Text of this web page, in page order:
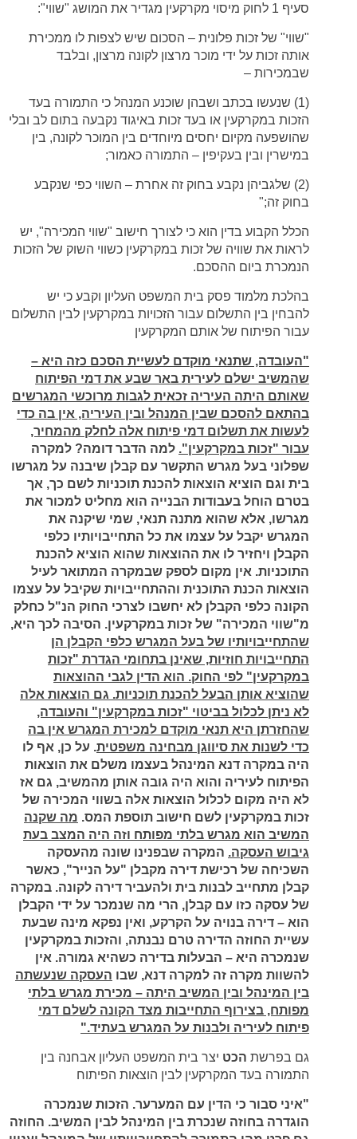
סעיף 1 לחוק מיסוי מקרקעין מגדיר את המושג "שווי":
"שווי" של זכות פלונית – הסכום שיש לצפות לו ממכירת
אותה זכות על ידי מוכר מרצון לקונה מרצון, ובלבד
שבמכירות –
(1) שנעשו בכתב ושבהן שוכנע המנהל כי התמורה בעד
הזכות במקרקעין או בעד זכות באיגוד נקבעה בתום לב ובלי
שהושפעה מקיום יחסים מיוחדים בין המוכר לקונה, בין
במישרין ובין בעקיפין – התמורה כאמור;
(2) שלגביהן נקבע בחוק זה אחרת – השווי כפי שנקבע
בחוק זה;"
הכלל הקבוע בדין הוא כי לצורך חישוב "שווי המכירה", יש
לראות את שוויה של זכות במקרקעין כשווי השוק של הזכות
הנמכרת ביום ההסכם.
בהלכת מלמוד פסק בית המשפט העליון וקבע כי יש
להבחין בין התשלום עבור הזכויות במקרקעין לבין התשלום
עבור הפיתוח של אותם המקרקעין
"העובדה, שתנאי מוקדם לעשיית הסכם כזה היא –
שהמשיב ישלם לעירית באר שבע את דמי הפיתוח
שאותם היתה העיריה זכאית לגבות מרוכשי המגרשים
בהתאם להסכם שבין המנהל ובין העיריה, אין בה כדי
לעשות את תשלום דמי פיתוח אלה לחלק מהמחיר,
עבור "זכות במקרקעין". למה הדבר דומה? למקרה
שפלוני בעל מגרש התקשר עם קבלן שיבנה על מגרשו
בית וגם הוציא הוצאות להכנת תוכניות לשם כך, אך
בטרם הוחל בעבודות הבנייה הוא מחליט למכור את
מגרשו, אלא שהוא מתנה תנאי, שמי שיקנה את
המגרש יקבל על עצמו את כל התחייבויותיו כלפי
הקבלן ויחזיר לו את ההוצאות שהוא הוציא להכנת
התוכניות. אין מקום לספק שבמקרה המתואר לעיל
הוצאות הכנת התוכנית וההתחייבויות שקיבל על עצמו
הקונה כלפי הקבלן לא יחשבו לצרכי החוק הנ"ל כחלק
מ"שווי המכירה" של זכות במקרקעין. הסיבה לכך היא,
שהתחייבויותיו של בעל המגרש כלפי הקבלן הן
התחייבויות חוזיות, שאינן בתחומי הגדרת "זכות
במקרקעין" לפי החוק. הוא הדין לגבי ההוצאות
שהוציא אותן הבעל להכנת תוכניות. גם הוצאות אלה
לא ניתן לכלול בביטוי "זכות במקרקעין" והעובדה,
שהחזרתן היא תנאי מוקדם למכירת המגרש אין בה
כדי לשנות את סיווגן מבחינה משפטית. על כן, אף לו
היה במקרה דנא המינהל בעצמו משלם את הוצאות
הפיתוח לעיריה והוא היה גובה אותן מהמשיב, גם אז
לא היה מקום לכלול הוצאות אלה בשווי המכירה של
זכות במקרקעין לשם חישוב תוספת המס. מה שקנה
המשיב הוא מגרש בלתי מפותח וזה היה המצב בעת
גיבוש העסקה. המקרה שבפנינו שונה מהעסקה
השכיחה של רכישת דירה מקבלן "על הנייר", כאשר
קבלן מתחייב לבנות בית ולהעביר דירה לקונה. במקרה
של עסקה כזו עם קבלן, הרי מה שנמכר על ידי הקבלן
הוא – דירה בנויה על הקרקע, ואין נפקא מינה שבעת
עשיית החוזה הדירה טרם נבנתה, והזכות במקרקעין
שנמכרה היא – הבעלות בדירה כשהיא גמורה. אין
להשוות מקרה זה למקרה דנא, שבו העסקה שנעשתה
בין המינהל ובין המשיב היתה – מכירת מגרש בלתי
מפותח, בצירוף התחייבות מצד הקונה לשלם דמי
פיתוח לעיריה ולבנות על המגרש בעתיד."
גם בפרשת הכט יצר בית המשפט העליון אבחנה בין
התמורה בעד המקרקעין לבין הוצאות הפיתוח
"איני סבור כי הדין עם המערער. הזכות שנמכרה
הוגדרה בחוזה שנכרת בין המינהל לבין המשיב. החוזה